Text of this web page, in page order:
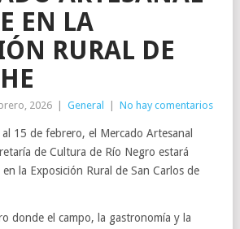
EN LA
RURAL DE
2026 General No hay comentarios
15 de febrero, el Mercado Artesanal
de Cultura de Río Negro estará
la Exposición Rural de San Carlos de
donde el campo, la gastronomía y la